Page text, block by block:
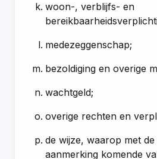
woon-, verblijfs- en
medezeggenschap;
bezoldiging en overige
wachtgeld;
overige rechten en
de wijze, waarop met
aanmerking komende